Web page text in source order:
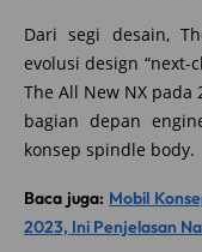
Dari segi desain,
evolusi design “next-
The All New NX pada
bagian depan
konsep spindle body.
Baca juga: Mobil
2023, Ini Penjelasan